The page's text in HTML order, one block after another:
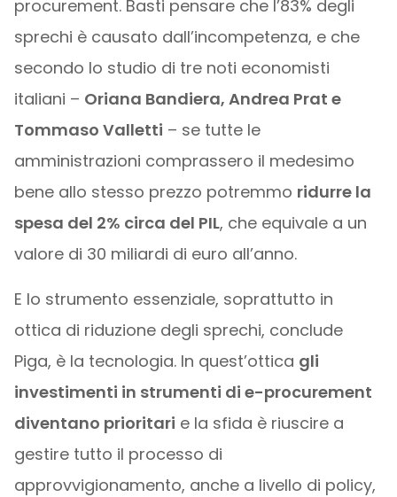
procurement. Basti pensare che l’83% degli
sprechi è causato dall’incompetenza, e che
secondo lo studio di tre noti economisti
italiani – Oriana Bandiera, Andrea Prat e
Tommaso Valletti – se tutte le
amministrazioni comprassero il medesimo
bene allo stesso prezzo potremmo ridurre la
spesa del 2% circa del PIL, che equivale a un
valore di 30 miliardi di euro all’anno.
E lo strumento essenziale, soprattutto in
ottica di riduzione degli sprechi, conclude
Piga, è la tecnologia. In quest’ottica gli
investimenti in strumenti di e-procurement
diventano prioritari e la sfida è riuscire a
gestire tutto il processo di
approvvigionamento, anche a livello di policy,